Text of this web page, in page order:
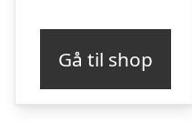
Gå til shop